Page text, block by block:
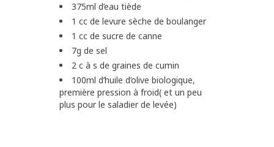
375ml d’eau tiède
1 cc de levure sèche de boulanger
1 cc de sucre de canne
7g de sel
2 c à s de graines de cumin
100ml d’huile d’olive biologique,
première pression à froid( et un peu
plus pour le saladier de levée)